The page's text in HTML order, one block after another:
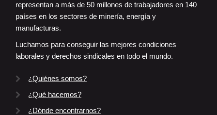
representan a más de 50 millones de trabajadores en 140
países en los sectores de minería, energía y
manufacturas.
Luchamos para conseguir las mejores condiciones
laborales y derechos sindicales en todo el mundo.
¿Quiénes somos?
¿Qué hacemos?
¿Dónde encontrarnos?